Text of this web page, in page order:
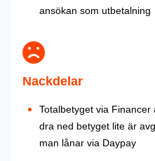
ansökan som utbetalning
Nackdelar
Totalbetyget via
dra ned betyget lite är
man lånar via Daypay